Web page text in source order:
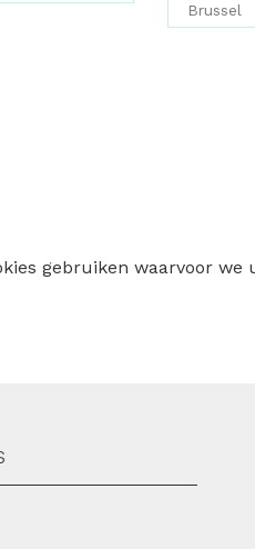
Brussel
gebruiken waarvoor we